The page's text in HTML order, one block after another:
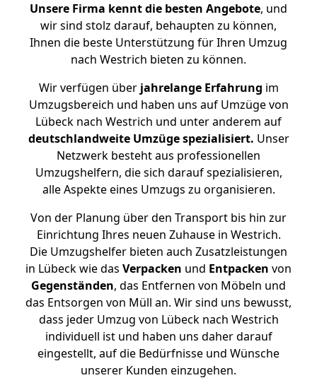
Unsere Firma kennt die besten Angebote, und
wir sind stolz darauf, behaupten zu können,
Ihnen die beste Unterstützung für Ihren Umzug
nach Westrich bieten zu können.
Wir verfügen überjahrelange Erfahrung im
Umzugsbereich und haben uns auf Umzüge von
Lübeck nach Westrich und unter anderem auf
deutschlandweite Umzüge spezialisiert. Unser
Netzwerk besteht aus professionellen
Umzugshelfern, die sich darauf spezialisieren,
alle Aspekte eines Umzugs zu organisieren.
Von der Planung über den Transport bis hin zur
Einrichtung Ihres neuen Zuhause in Westrich.
Die Umzugshelfer bieten auch Zusatzleistungen
in Lübeck wie das Verpacken und Entpacken von
Gegenständen, das Entfernen von Möbeln und
das Entsorgen von Müll an. Wir sind uns bewusst,
dass jeder Umzug von Lübeck nach Westrich
individuell ist und haben uns daher darauf
eingestellt, auf die Bedürfnisse und Wünsche
unserer Kunden einzugehen.